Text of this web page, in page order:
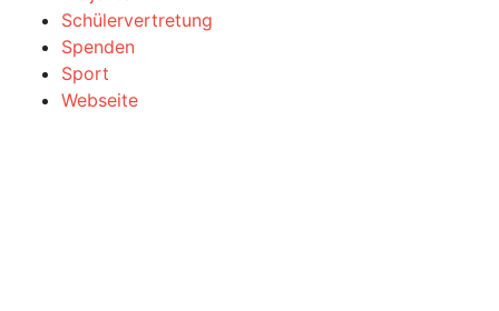
Schülervertretung
Spenden
Sport
Webseite